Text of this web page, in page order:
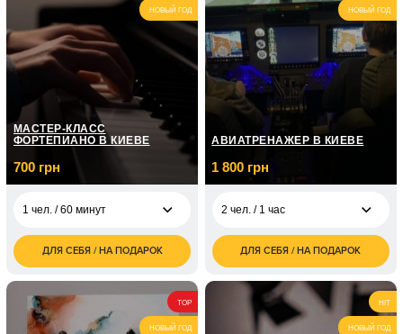
НОВЫЙ ГОД
МАСТЕР-КЛАСС
ФОРТЕПИАНО В КИЕВЕ
700 грн
1 чел. / 60 минут
грн
1 чел. / Курс
фортепиано / 8
занятий по 1 часу
5 050
грн
ДЛЯ СЕБЯ / НА ПОДАРОК
НОВЫЙ ГОД
АВИАТРЕНАЖЕР В КИЕВЕ
1 800 грн
2 чел. / 1 час
1 800
грн
ДЛЯ СЕБЯ / НА ПОДАРОК
TOP
НОВЫЙ ГОД
HIT
НОВЫЙ ГОД